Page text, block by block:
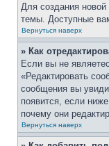
Для создания
темы. Доступные
Вернуться наверх
» Как
Если вы не
«Редактировать
сообщения вы
появится, если
почему они
Вернуться наверх